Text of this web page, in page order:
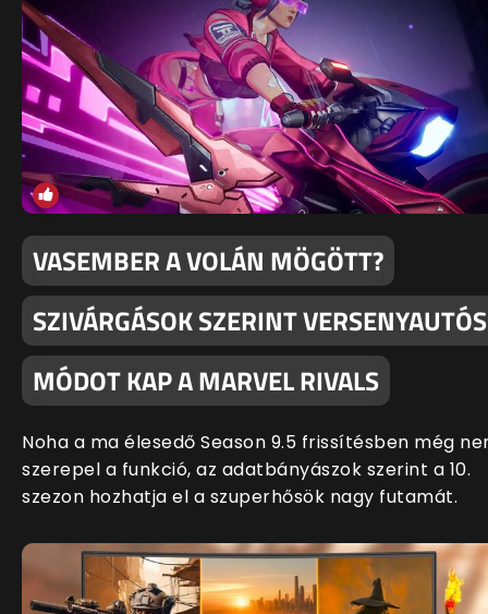
VASEMBER A VOLÁN MÖGÖTT?
SZIVÁRGÁSOK SZERINT VERSENYAUTÓS
MÓDOT KAP A MARVEL RIVALS
Noha a ma élesedő Season 9.5 frissítésben még
szerepel a funkció, az adatbányászok szerint a 10.
szezon hozhatja el a szuperhősök nagy futamát.